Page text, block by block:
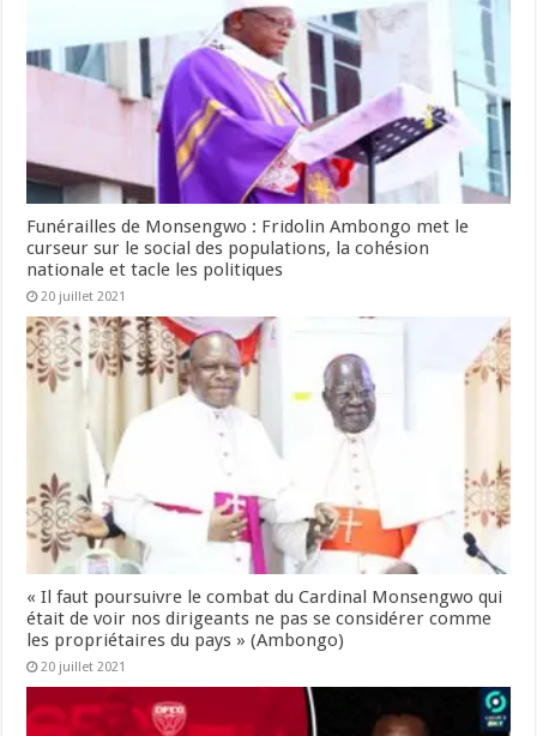
Funérailles de Monsengwo : Fridolin Ambongo met le
curseur sur le social des populations, la cohésion
nationale et tacle les politiques
20 juillet 2021
« Il faut poursuivre le combat du Cardinal Monsengwo qui
était de voir nos dirigeants ne pas se considérer comme
les propriétaires du pays » (Ambongo)
20 juillet 2021